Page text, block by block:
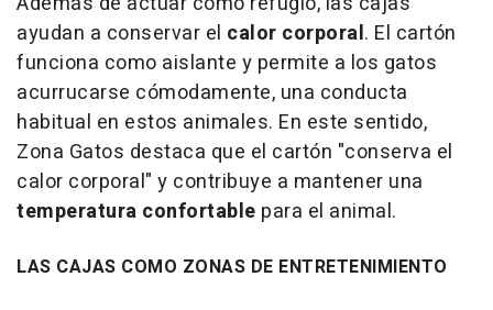
ayudan a conservar el calor corporal. El cartón
funciona como aislante y permite a los gatos
acurrucarse cómodamente, una conducta
habitual en estos animales. En este sentido,
Zona Gatos destaca que el cartón "conserva el
calor corporal" y contribuye a mantener una
temperatura confortable para el animal.
LAS CAJAS COMO ZONAS DE ENTRETENIMIENTO